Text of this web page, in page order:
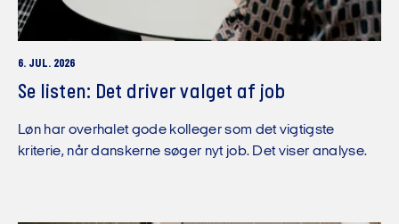
6. JUL. 2026
Se listen: Det driver valget af job
Løn har overhalet gode kolleger som det vigtigste
kriterie, når danskerne søger nyt job. Det viser analyse.